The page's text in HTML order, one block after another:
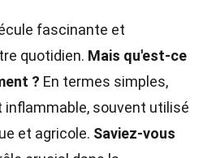
fascinante et
quotidien. Mais qu'est-ce
? En termes simples,
inflammable, souvent utilisé
et agricole. Saviez-vous